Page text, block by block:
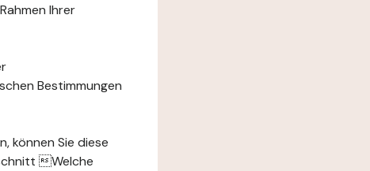
Ihrer
Bestimmungen
können Sie diese
Welche